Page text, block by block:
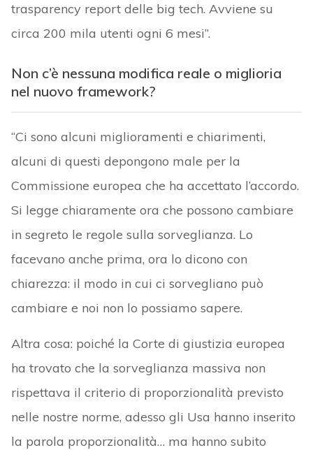
trasparency report delle big tech. Avviene su
circa 200 mila utenti ogni 6 mesi”.
Non c’è nessuna modifica reale o miglioria
nel nuovo framework?
“Ci sono alcuni miglioramenti e chiarimenti,
alcuni di questi depongono male per la
Commissione europea che ha accettato l’accordo.
Si legge chiaramente ora che possono cambiare
in segreto le regole sulla sorveglianza. Lo
facevano anche prima, ora lo dicono con
chiarezza: il modo in cui ci sorvegliano può
cambiare e noi non lo possiamo sapere.
Altra cosa: poiché la Corte di giustizia europea
ha trovato che la sorveglianza massiva non
rispettava il criterio di proporzionalità previsto
nelle nostre norme, adesso gli Usa hanno inserito
la parola proporzionalità… ma hanno subito